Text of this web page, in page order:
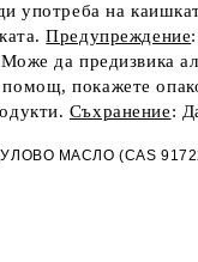
употреба на
Предупреждение:
да предизвика
покажете
Съхранение:
МАСЛО (CAS 91722-